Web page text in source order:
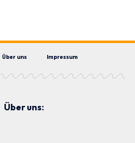
Über uns Impressum
Über uns: